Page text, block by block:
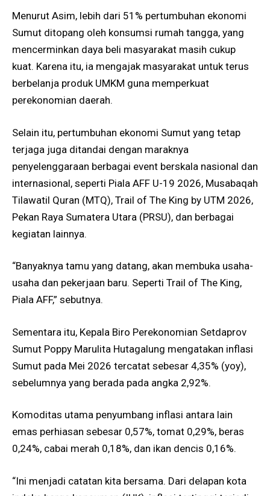
Menurut Asim, lebih dari 51% pertumbuhan ekonomi
Sumut ditopang oleh konsumsi rumah tangga, yang
mencerminkan daya beli masyarakat masih cukup
kuat. Karena itu, ia mengajak masyarakat untuk terus
berbelanja produk UMKM guna memperkuat
perekonomian daerah.
Selain itu, pertumbuhan ekonomi Sumut yang tetap
terjaga juga ditandai dengan maraknya
penyelenggaraan berbagai event berskala nasional dan
internasional, seperti Piala AFF U-19 2026, Musabaqah
Tilawatil Quran (MTQ), Trail of The King by UTM 2026,
Pekan Raya Sumatera Utara (PRSU), dan berbagai
kegiatan lainnya.
“Banyaknya tamu yang datang, akan membuka usaha-
usaha dan pekerjaan baru. Seperti Trail of The King,
Piala AFF,” sebutnya.
Sementara itu, Kepala Biro Perekonomian Setdaprov
Sumut Poppy Marulita Hutagalung mengatakan inflasi
Sumut pada Mei 2026 tercatat sebesar 4,35% (yoy),
sebelumnya yang berada pada angka 2,92%.
Komoditas utama penyumbang inflasi antara lain
emas perhiasan sebesar 0,57%, tomat 0,29%, beras
0,24%, cabai merah 0,18%, dan ikan dencis 0,16%.
“Ini menjadi catatan kita bersama. Dari delapan kota